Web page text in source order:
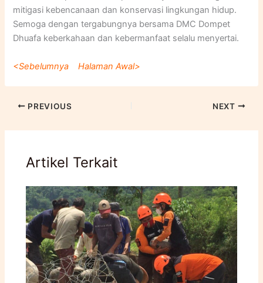
mitigasi kebencanaan dan konservasi lingkungan hidup.
Semoga dengan tergabungnya bersama DMC Dompet
Dhuafa keberkahaan dan kebermanfaat selalu menyertai.
<Sebelumnya Halaman Awal>
PREVIOUS NEXT
Artikel Terkait